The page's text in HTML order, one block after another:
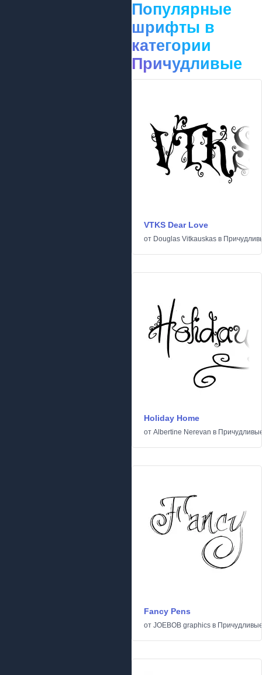
Популярные
шрифты в
категории
Причудливые
VTKS Dear Love
от Douglas Vitkauskas в
Holiday Home
от Albertine Nerevan в
Fancy Pens
от JOEBOB graphics в